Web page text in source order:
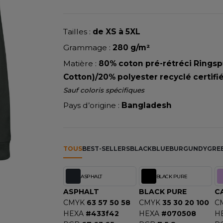
PYJAMA
SAC SHOPPING
SCHOOLWEAR
- BLANKS
P
PAREDES SEGURIDAD
PARKS
PEN DUICK
PROMODORO
Q
REFERENCE TEXTILE
RICA LEWIS
RUSSELL ATHLETIC®
RUSSELL ATHLETIC®
Tailles : de XS à 5XL
Grammage : 280 g/m²
Matière : 80% coton pré-rétréci
Cotton)/20% polyester recyclé
Sauf coloris spécifiques
Pays d’origine : Bangladesh
TOUSBEST-SELLERSBLACKBLUEBURGUNDY
ASPHALT
ASPHALT
CMYK 63 57 50 58
HEXA #433f42
BLACK PURE
BLACK PURE
CMYK 35 30 20 100
HEXA #070508